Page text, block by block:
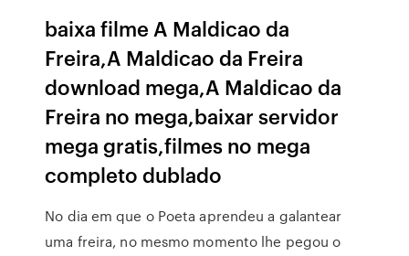
baixa filme A Maldicao da
Freira,A Maldicao da Freira
download mega,A Maldicao da
Freira no mega,baixar servidor
mega gratis,filmes no mega
completo dublado
No dia em que o Poeta aprendeu a galantear
uma freira, no mesmo momento lhe pegou o